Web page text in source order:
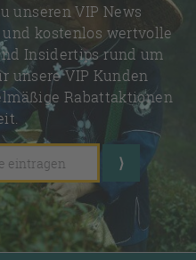
unseren VIP News
kostenlos wertvolle
Insidertips rund um
unsere VIP Kunden
Rabattaktionen